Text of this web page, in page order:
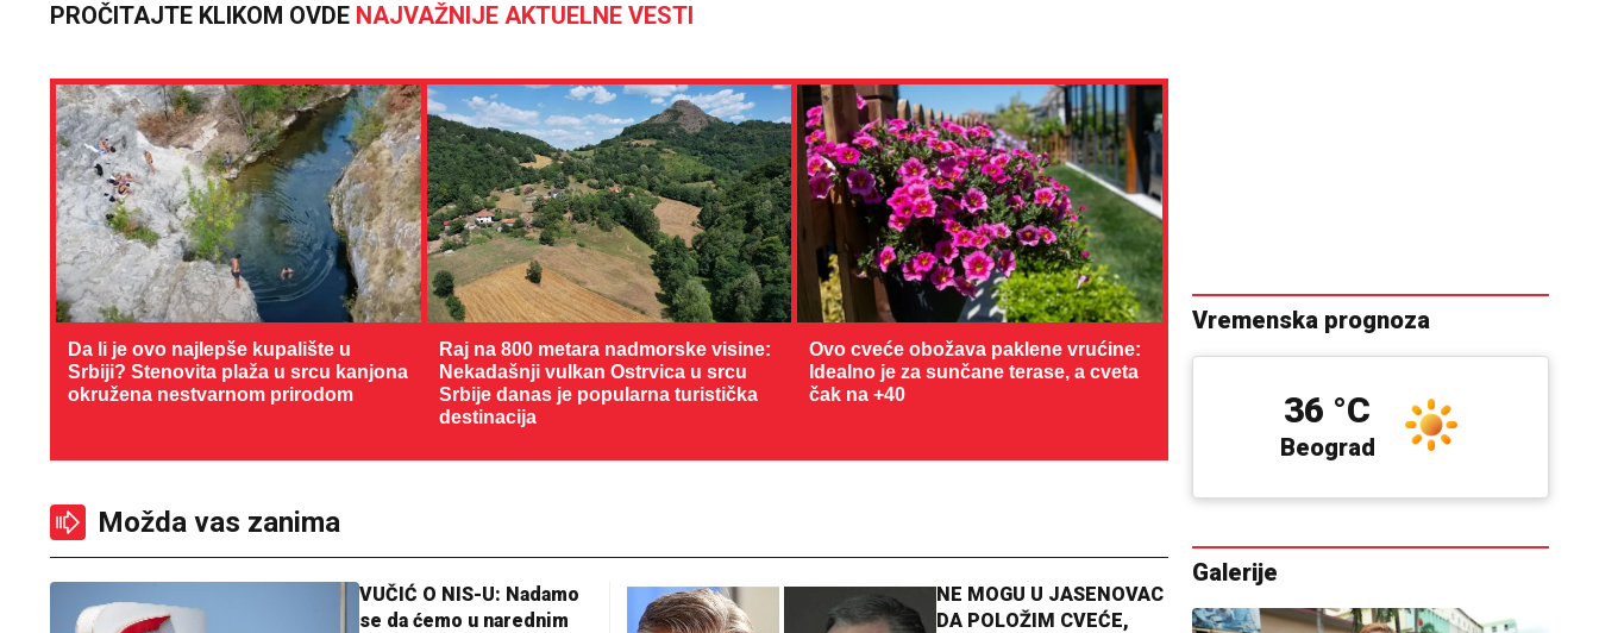
PROČITAJTE KLIKOM OVDE NAJVAŽNIJE AKTUELNE VESTI
Da li je ovo najlepše kupalište u
Srbiji? Stenovita plaža u srcu kanjona
okružena nestvarnom prirodom
Raj na 800 metara nadmorske visine:
Nekadašnji vulkan Ostrvica u srcu
Srbije danas je popularna turistička
destinacija
Ovo cveće obožava paklene vrućine:
Idealno je za sunčane terase, a cveta
čak na +40
Možda vas zanima
VUČIĆ O NIS-U: Nadamo
se da ćemo u narednim
NE MOGU U JASENOVAC
DA POLOŽIM CVEĆE,
Vremenska prognoza
Beograd
36 °C
Galerije